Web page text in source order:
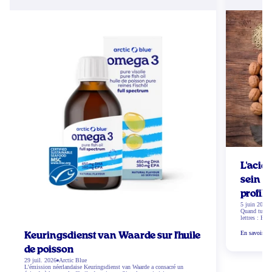
Keuringsdienst van Waarde sur l'huile
de poisson
29 juil. 2026 Arctic Blue
L'émission néerlandaise Keuringsdienst van Waarde a consacré un
sein
profil
5 juin 2026
Quand tu te
lettres :
exactement
En savoir